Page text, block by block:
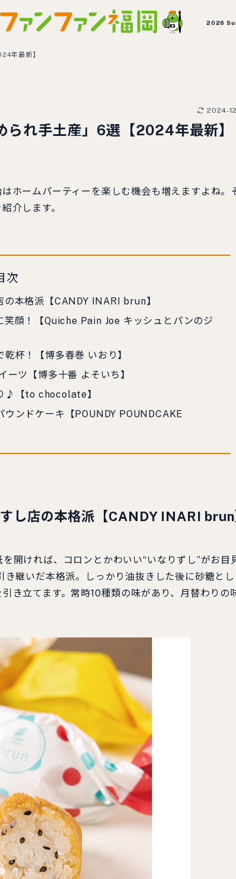
2026
年最新】
2024-
られ手土産」6選【2024年最新】
ホームパーティーを楽しむ機会も増えますよね。
介します。
次
本格派【CANDY INARI brun】
顔！【Quiche Pain Joe キッシュとパンのジ
杯！【博多春巻 いおり】
ツ【博多十番 よそいち】
♪【to chocolate】
ンドケーキ【POUNDY POUNDCAKE
し店の本格派【CANDY INARI
開ければ、コロンとかわいい“いなりずし”がお目
継いだ本格派。しっかり油抜きした後に砂糖と
き立てます。常時10種類の味があり、月替わりの